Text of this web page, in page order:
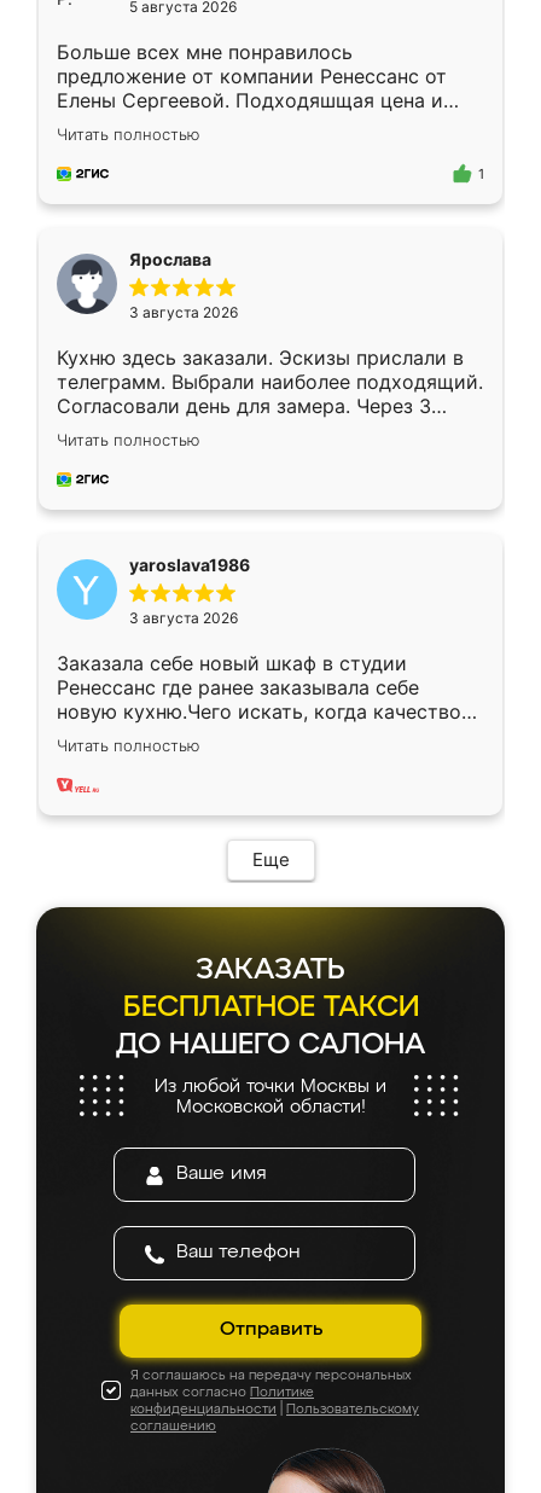
5 августа 2026
Больше всех мне понравилось
предложение от компании Ренессанс от
Елены Сергеевой. Подходяшщая цена и
короткие сроки изготовления. Приехавший
для замера сотрудник Владислав
предложил по моему эскизу самый
Читать полностью
1
Ярослава
3 августа 2026
Кухню здесь заказали. Эскизы прислали в
телеграмм. Выбрали наиболее подходящий.
Согласовали день для замера. Через 3
недели кухня была уже готова. Остались
довольны работой. Спасибо Ренессанс
мебель за качественную работу!
Читать полностью
yaroslava1986
3 августа 2026
Заказала себе новый шкаф в студии
Ренессанс где ранее заказывала себе
новую кухню.Чего искать, когда качеством
вполне довольна. Служит кухня уже почти
два года, нареканий нет.
Читать полностью
Еще
ЗАКАЗАТЬ
БЕСПЛАТНОЕ ТАКСИ
ДО НАШЕГО САЛОНА
Из любой точки Москвы и
Московской области!
Отправить
Я соглашаюсь на передачу персональных
данных согласно Политике
конфиденциальности
Пользовательскому
соглашению